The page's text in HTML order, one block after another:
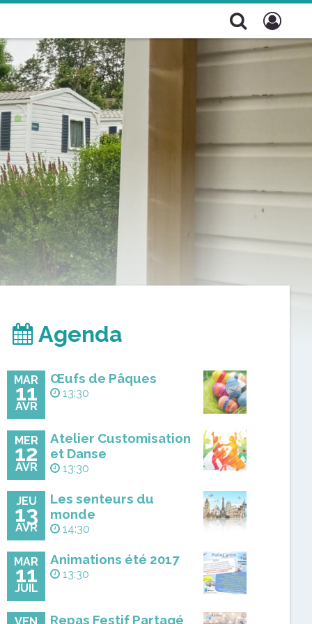
Agenda
MAR
11
AVR
Œufs de Pâques
13:30
MER
12
AVR
Atelier Customisation
et Danse
13:30
JEU
13
AVR
Les senteurs du
monde
14:30
MAR
11
JUIL
Animations été 2017
13:30
Repas Festif Partagé